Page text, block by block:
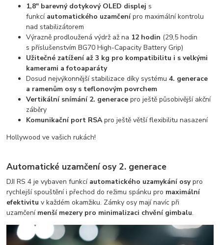
1,8" barevný dotykový OLED displej s
funkcí automatického uzamčenípro maximální kontrolu
nad stabilizátorem
Výrazně prodloužená výdrž až na 12 hodin (29,5 hodin
s příslušenstvím BG70 High-Capacity Battery Grip)
Užitečné zatížení až 3 kg pro kompatibilitu i s velkými
kamerami a fotoaparáty
Dosud nejvýkonnější stabilizace díky systému4. generace
a ramenům osy s teflonovým povrchem
Vertikální snímání 2. generace pro ještě působivější akční
záběry
Komunikační port RSApro ještě větší flexibilitu nasazení
Hollywood ve vašich rukách!
Automatické uzamčení osy 2. generace
DJI RS 4 je vybaven funkcí automatického uzamykání osypro
rychlejší spouštění i přechod do režimu spánku pro maximální
efektivitu v každém okamžiku. Zámky osy mají navíc při
uzamčení menší mezery pro minimalizaci chvění gimbalu.